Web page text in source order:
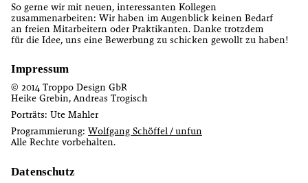
So gerne wir mit neuen, interessanten Kollegen
zusammenarbeiten: Wir haben im Augenblick keinen Bedarf
an freien Mitarbeitern oder Praktikanten. Danke trotzdem
für die Idee, uns eine Bewerbung zu schicken gewollt zu haben!
Impressum
© 2014 Troppo Design GbR
Heike Grebin, Andreas Trogisch
Porträts: Ute Mahler
Programmierung: Wolfgang Schöffel / unfun
Alle Rechte vorbehalten.
Datenschutz